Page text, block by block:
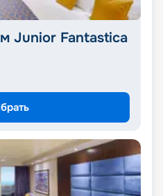
Junior Fantastica